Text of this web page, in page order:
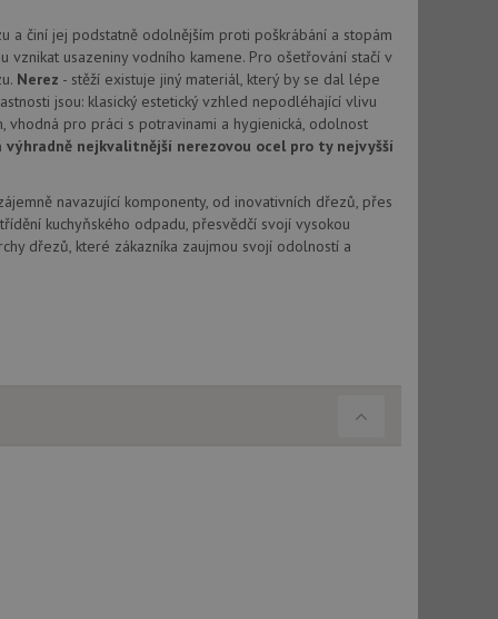
činí jej podstatně odolnějším proti poškrábání a stopám
usazeniny vodního kamene. Pro ošetřování stačí v
Nerez - stěží existuje jiný materiál, který by se dal lépe
jsou: klasický estetický vzhled nepodléhající vlivu
pro práci s potravinami a hygienická, odolnost
výhradně nejkvalitnější nerezovou ocel pro ty nejvyšší
navazující komponenty, od inovativních dřezů, přes
kuchyňského odpadu, přesvědčí svojí vysokou
dřezů, které zákazníka zaujmou svojí odolností a
- což je
Tento soubor
náhodně
požadavku
a
relace.
uživatele a
Zaznamenává
ochrany
že jejich
koncový uživatel
ale pokud je
zda prohlížeč
používá novou